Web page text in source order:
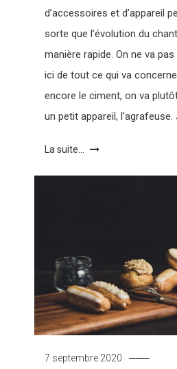
d’accessoires et d’appareil
sorte que l’évolution du
manière rapide. On ne va pas
ici de tout ce qui va
encore le ciment, on va
un petit appareil, l’agrafeuse.
La suite...
7 septembre 2020